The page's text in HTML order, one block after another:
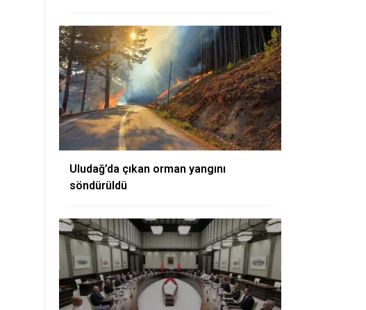
Uludağ’da çıkan orman yangını
söndürüldü